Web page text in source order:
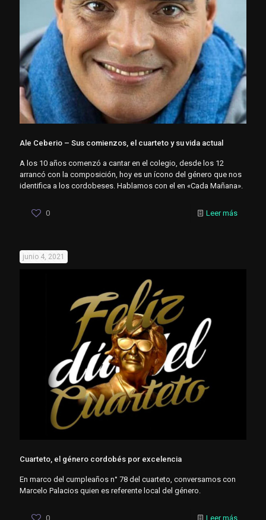
Ale Ceberio – Sus comienzos, el cuarteto y su vida actual
A los 10 años comenzó a cantar en el colegio, desde los 12
arrancó con la composición, hoy es un ícono del género que nos
identifica a los cordobeses. Hablamos con el en «Cada Mañana».
0 Leer más
junio 4, 2021
Cuarteto, el género cordobés por excelencia
En marco del cumpleaños n° 78 del cuarteto, conversamos con
Marcelo Palacios quien es referente local del género.
0 Leer más